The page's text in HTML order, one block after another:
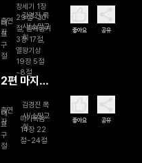
나타난 식
탁들
출연
자
김경진 목
사/소망교
회
대
표
구
절
창세기 1장
29절~30
절, 출애굽기
3장 17절,
열왕기상
19장 5절
~8절
좋아요 공유
2편 마지막
의 식탁?
출연
자
김경진 목
사/소망교
회
대
표
구
절
마가복음
14장 22
절~24절
좋아요 공유